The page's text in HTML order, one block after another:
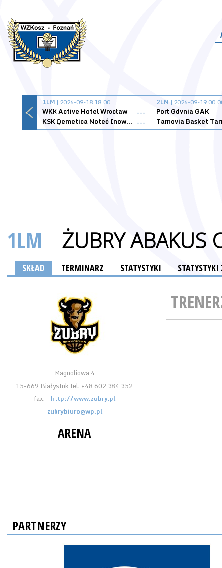
1LM | 2026-09-18 18:00
WKK Active Hotel Wrocław
---
KSK Qemetica Noteć Inowrocław ---
2LM | 2026-09-19
Port Gdynia GAK
1LM
SKŁAD TERMINARZ STATYSTYKI
Magnoliowa 4
15-669 Białystok tel. +48 602 384 352
fax. - http://www.zubry.pl
zubrybiuro@wp.pl
ARENA
, ,
PARTNERZY